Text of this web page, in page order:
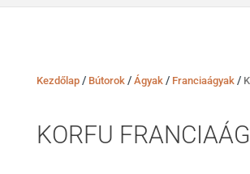
Kezdőlap/ Bútorok/ Ágyak/ Franciaágyak/
KORFU